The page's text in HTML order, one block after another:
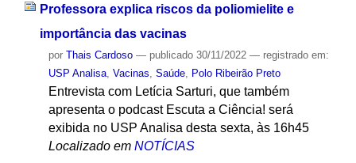
Professora explica riscos da poliomielite e
importância das vacinas
por Thais Cardoso — publicado30/11/2022 — registrado em:
USP Analisa, Vacinas Saúde, Polo Ribeirão Preto
Entrevista com Letícia Sarturi, que também
apresenta o podcast Escuta a Ciência! será
exibida no USP Analisa desta sexta, às 16h45
Localizado em NOTÍCIAS